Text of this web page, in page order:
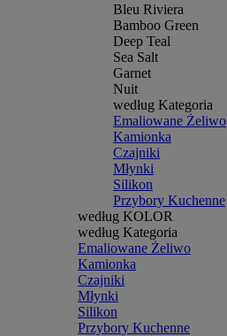
Bleu Riviera
Bamboo Green
Deep Teal
Sea Salt
Garnet
Nuit
według Kategoria
Emaliowane Żeliwo
Kamionka
Czajniki
Młynki
Silikon
Przybory Kuchenne
według KOLOR
według Kategoria
Emaliowane Żeliwo
Kamionka
Czajniki
Młynki
Silikon
Przybory Kuchenne